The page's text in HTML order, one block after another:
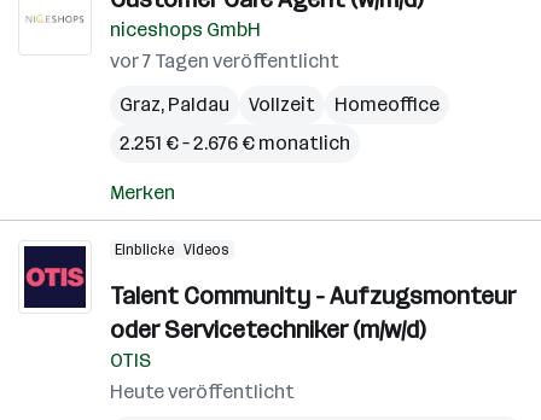
niceshops GmbH
vor 7 Tagen veröffentlicht
Graz, Paldau Vollzeit
Homeoffice
2.251 € – 2.676 € monatlich
Merken
Einblicke Videos
Talent Community - Aufzugsmonteur
oder Servicetechniker (m/w/d)
OTIS
Heute veröffentlicht